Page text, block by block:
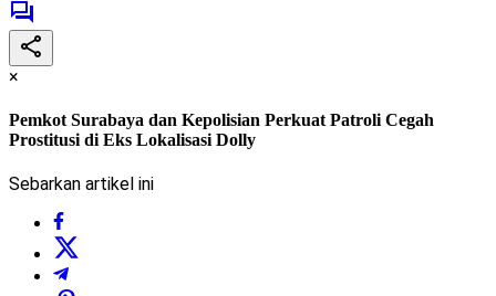
×
Pemkot Surabaya dan Kepolisian Perkuat Patroli Cegah
Prostitusi di Eks Lokalisasi Dolly
Sebarkan artikel ini